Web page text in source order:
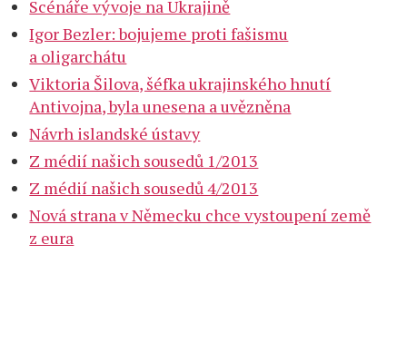
Scénáře vývoje na Ukrajině
Igor Bezler: bojujeme proti fašismu
a oligarchátu
Viktoria Šilova, šéfka ukrajinského hnutí
Antivojna, byla unesena a uvězněna
Návrh islandské ústavy
Z médií našich sousedů 1/2013
Z médií našich sousedů 4/2013
Nová strana v Německu chce vystoupení země
z eura